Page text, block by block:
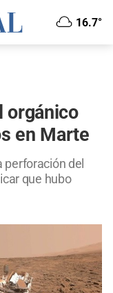
16.7°
orgánico
en Marte
del
que hubo